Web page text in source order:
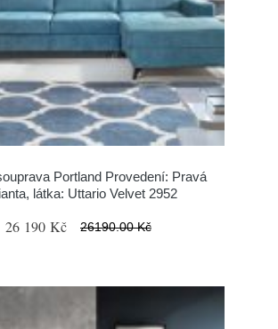
Portland Provedení: Pravá
látka: Uttario Velvet 2952
26 190 Kč 26190.00 Kč